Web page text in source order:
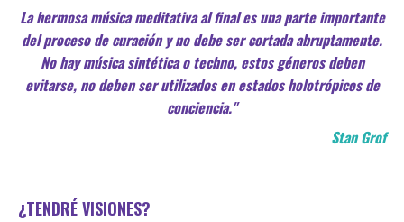
La hermosa música meditativa al final es una parte importante
del proceso de curación y no debe ser cortada abruptamente.
No hay música sintética o techno, estos géneros deben
evitarse, no deben ser utilizados en estados holotrópicos de
conciencia."
Stan Grof
¿TENDRÉ VISIONES?